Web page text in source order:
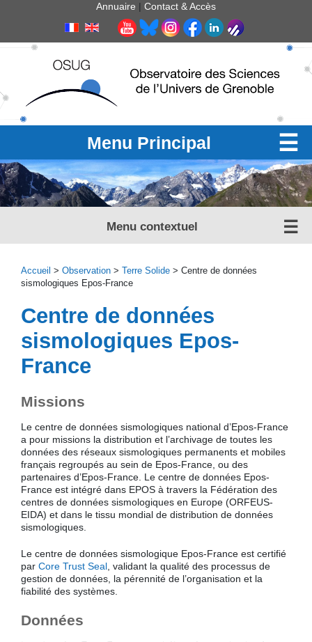
Annuaire | Contact & Accès
Menu Principal
Menu contextuel
Accueil > Observation > Terre Solide > Centre de données
sismologiques Epos-France
Centre de données
sismologiques Epos-
France
Missions
Le centre de données sismologiques national d’Epos-France
a pour missions la distribution et l’archivage de toutes les
données des réseaux sismologiques permanents et mobiles
français regroupés au sein de Epos-France, ou des
partenaires d’Epos-France. Le centre de données Epos-
France est intégré dans EPOS à travers la Fédération des
centres de données sismologiques en Europe (ORFEUS-
EIDA) et dans le tissu mondial de distribution de données
sismologiques.
Le centre de données sismologique Epos-France est certifié
par Core Trust Seal, validant la qualité des processus de
gestion de données, la pérennité de l’organisation et la
fiabilité des systèmes.
Données
Panneau de gestion des cookies